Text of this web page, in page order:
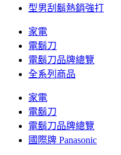
型男刮鬍熱銷強打
家電
電鬍刀
電鬍刀品牌總覽
全系列商品
家電
電鬍刀
電鬍刀品牌總覽
國際牌 Panasonic